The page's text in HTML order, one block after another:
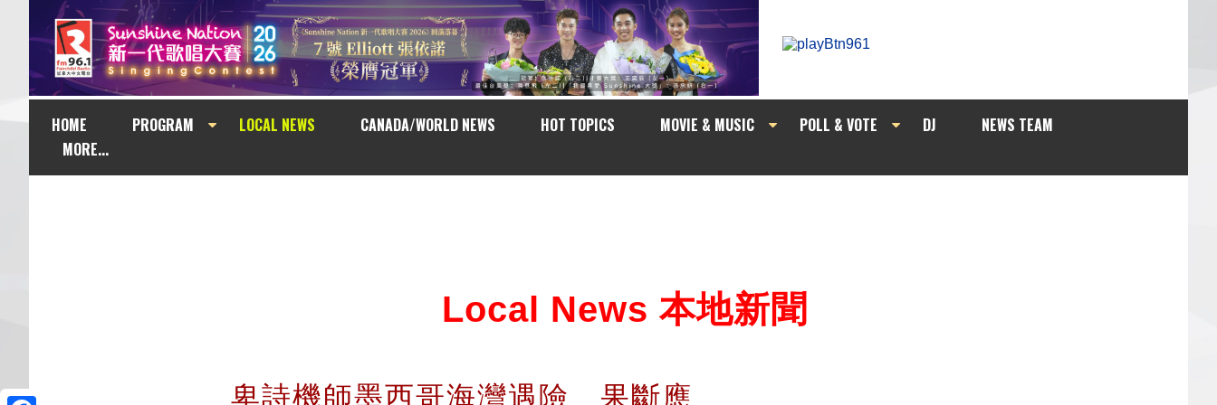
HOME PROGRAM LOCAL NEWS CANADA/WORLD NEWS HOT TOPICS MOVIE & MUSIC POLL & VOTE DJ
NEWS TEAM
MORE...
Local News 本地新聞
卑詩機師墨西哥海灣遇險 果斷應